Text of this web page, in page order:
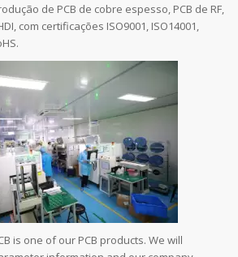
de PCB de cobre espesso, PCB de RF,
com certificações ISO9001, ISO14001,
is one of our PCB products. We will